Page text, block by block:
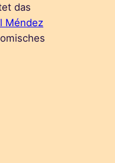
das
Méndez